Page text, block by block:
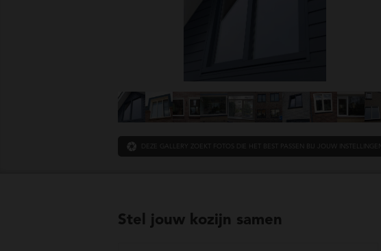
DEZE GALLERY ZOEKT FOTOS DIE HET BEST PASSEN BIJ JOUW INSTELLINGEN
Stel jouw kozijn samen